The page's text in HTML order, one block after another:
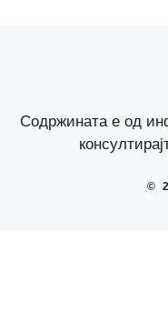
Содржината е од
©